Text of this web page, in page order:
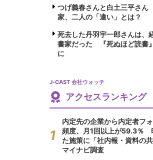
つげ義春さんと白土三平さ
家、二人の「違い」とは？
死去した丹羽宇一郎さんは、
書家だった 『死ぬほど読書
に
J-CAST 会社ウォッチ
アクセスランキング
内定先の企業から内定者フ
頻度、月1回以上が59.3％
た施策に「社内報・資料の
マイナビ調査